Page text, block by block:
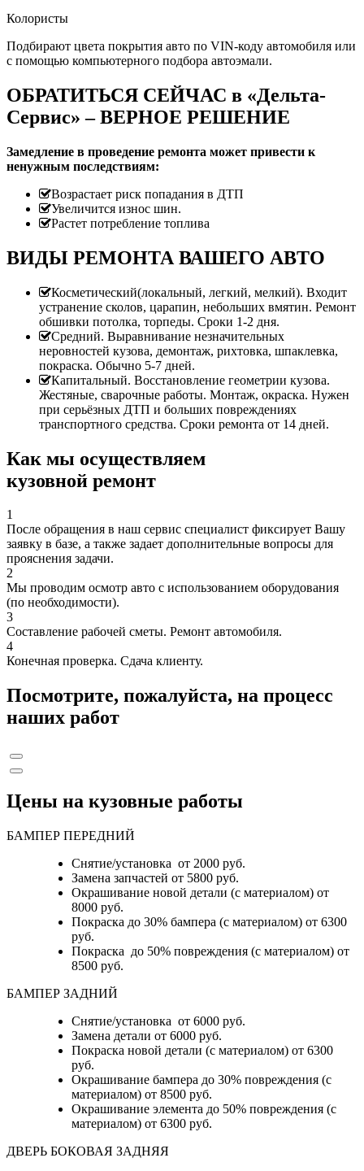
Колористы
Подбирают цвета покрытия авто по VIN-коду автомобиля или
с помощью компьютерного подбора автоэмали.
ОБРАТИТЬСЯ СЕЙЧАС в «Дельта-
Сервис» – ВЕРНОЕ РЕШЕНИЕ
Замедление в проведение ремонта может привести к
ненужным последствиям:
Возрастает риск попадания в ДТП
Увеличится износ шин.
Растет потребление топлива
ВИДЫ РЕМОНТА ВАШЕГО АВТО
Косметический(локальный, легкий, мелкий). Входит
устранение сколов, царапин, небольших вмятин. Ремонт
обшивки потолка, торпеды. Сроки 1-2 дня.
Средний. Выравнивание незначительных
неровностей кузова, демонтаж, рихтовка, шпаклевка,
покраска. Обычно 5-7 дней.
Капитальный. Восстановление геометрии кузова.
Жестяные, сварочные работы. Монтаж, окраска. Нужен
при серьёзных ДТП и больших повреждениях
транспортного средства. Сроки ремонта от 14 дней.
Как мы осуществляем
кузовной ремонт
1
После обращения в наш сервис специалист фиксирует Вашу
заявку в базе, а также задает дополнительные вопросы для
прояснения задачи.
2
Мы проводим осмотр авто с использованием оборудования
(по необходимости).
3
Составление рабочей сметы. Ремонт автомобиля.
4
Конечная проверка. Сдача клиенту.
Посмотрите, пожалуйста, на процесс
наших работ
Цены на кузовные работы
БАМПЕР ПЕРЕДНИЙ
Снятие/установка от 2000 руб.
Замена запчастей от 5800 руб.
Окрашивание новой детали (с материалом) от
8000 руб.
Покраска до 30% бампера (с материалом) от 6300
руб.
Покраска до 50% повреждения (с материалом) от
8500 руб.
БАМПЕР ЗАДНИЙ
Снятие/установка от 6000 руб.
Замена детали от 6000 руб.
Покраска новой детали (с материалом) от 6300
руб.
Окрашивание бампера до 30% повреждения (с
материалом) от 8500 руб.
Окрашивание элемента до 50% повреждения (с
материалом) от 6300 руб.
ДВЕРЬ БОКОВАЯ ЗАДНЯЯ